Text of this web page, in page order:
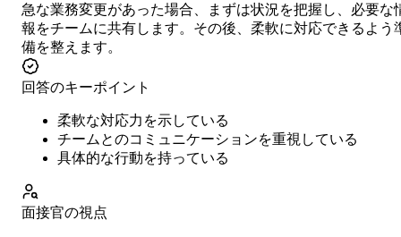
急な業務変更があった場合、まずは状況を把握し、必要な
報をチームに共有します。その後、柔軟に対応できるよう
備を整えます。
回答のキーポイント
柔軟な対応力を示している
チームとのコミュニケーションを重視している
具体的な行動を持っている
面接官の視点